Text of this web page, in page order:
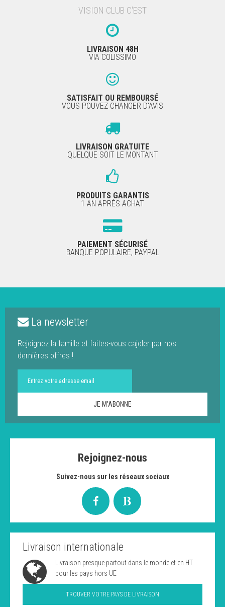
VISION CLUB C'EST
LIVRAISON 48H
VIA COLISSIMO
SATISFAIT OU REMBOURSÉ
VOUS POUVEZ CHANGER D'AVIS
LIVRAISON GRATUITE
QUELQUE SOIT LE MONTANT
PRODUITS GARANTIS
1 AN APRÈS ACHAT
PAIEMENT SÉCURISÉ
BANQUE POPULAIRE, PAYPAL
La newsletter
Rejoignez la famille et faites-vous cajoler par nos
dernières offres !
Rejoignez-nous
Suivez-nous sur les réseaux sociaux
Livraison internationale
Livraison presque partout dans le monde et en HT
pour les pays hors UE
TROUVER VOTRE PAYS DE LIVRAISON